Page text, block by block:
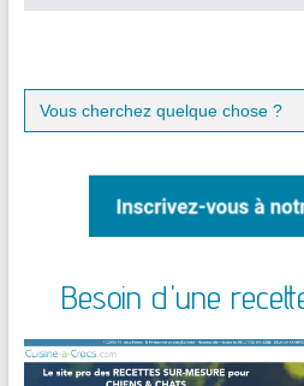
Search
for:
Besoin d'une